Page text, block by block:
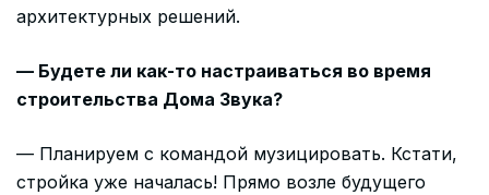
архитектурных решений.
— Будете ли как-то настраиваться во время
строительства Дома Звука?
— Планируем с командой музицировать. Кстати,
стройка уже началась! Прямо возле будущего